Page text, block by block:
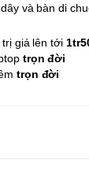
và bàn di
giá lên tới
trọn đời
trọn đời